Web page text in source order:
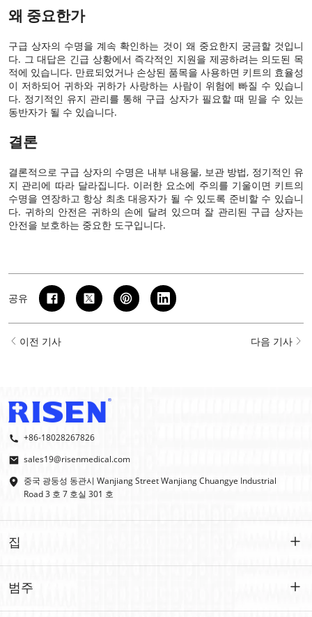
왜 중요한가
구급 상자의 수명을 계속 확인하는 것이 왜 중요한지 궁금할 것입니
다. 그 대답은 긴급 상황에서 즉각적인 지원을 제공하려는 의도된 목
적에 있습니다. 만료되었거나 손상된 품목을 사용하면 키트의 효율성
이 저하되어 귀하와 귀하가 사랑하는 사람이 위험에 빠질 수 있습니
다. 정기적인 유지 관리를 통해 구급 상자가 필요할 때 믿을 수 있는
동반자가 될 수 있습니다.
결론
결론적으로 구급 상자의 수명은 내부 내용물, 보관 방법, 정기적인 유
지 관리에 따라 달라집니다. 이러한 요소에 주의를 기울이면 키트의
수명을 연장하고 항상 최초 대응자가 될 수 있도록 준비할 수 있습니
다. 귀하의 안전은 귀하의 손에 달려 있으며 잘 관리된 구급 상자는
안전을 보호하는 중요한 도구입니다.
공유
이전 기사 다음 기사
+86-18028267826
sales19@risenmedical.com
중국 광둥성 동관시 Wanjiang Street Wanjiang Chuangye Industrial
Road 3 호 7 호실 301 호
집
집
제품
범주